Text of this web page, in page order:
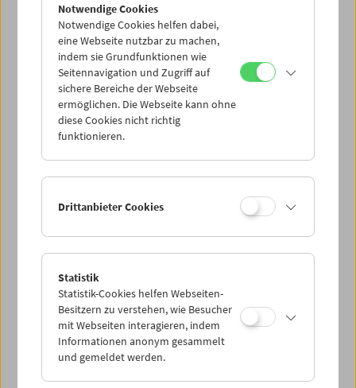
Di 10.8.
Mi 11.8.
Do 12.8.
So 15.8.
PROGRAMM ÜBERBLICK
Notwendige Cookies
Notwendige Cookies helfen dabei,
eine Webseite nutzbar zu machen,
indem sie Grundfunktionen wie
Seitennavigation und Zugriff auf
sichere Bereiche der Webseite
ermöglichen. Die Webseite kann ohne
diese Cookies nicht richtig
funktionieren.
Drittanbieter Cookies
Statistik
Statistik-Cookies helfen Webseiten-
Besitzern zu verstehen, wie Besucher
mit Webseiten interagieren, indem
Informationen anonym gesammelt
und gemeldet werden.